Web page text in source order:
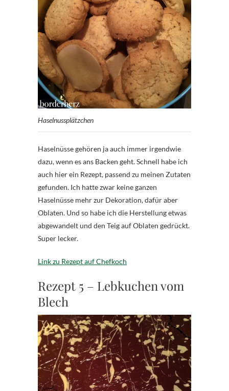
Haselnussplätzchen
Haselnüsse gehören ja auch immer irgendwie
dazu, wenn es ans Backen geht. Schnell habe ich
auch hier ein Rezept, passend zu meinen Zutaten
gefunden. Ich hatte zwar keine ganzen
Haselnüsse mehr zur Dekoration, dafür aber
Oblaten. Und so habe ich die Herstellung etwas
abgewandelt und den Teig auf Oblaten gedrückt.
Super lecker.
Link zu Rezept auf Chefkoch
Rezept 5 – Lebkuchen vom
Blech